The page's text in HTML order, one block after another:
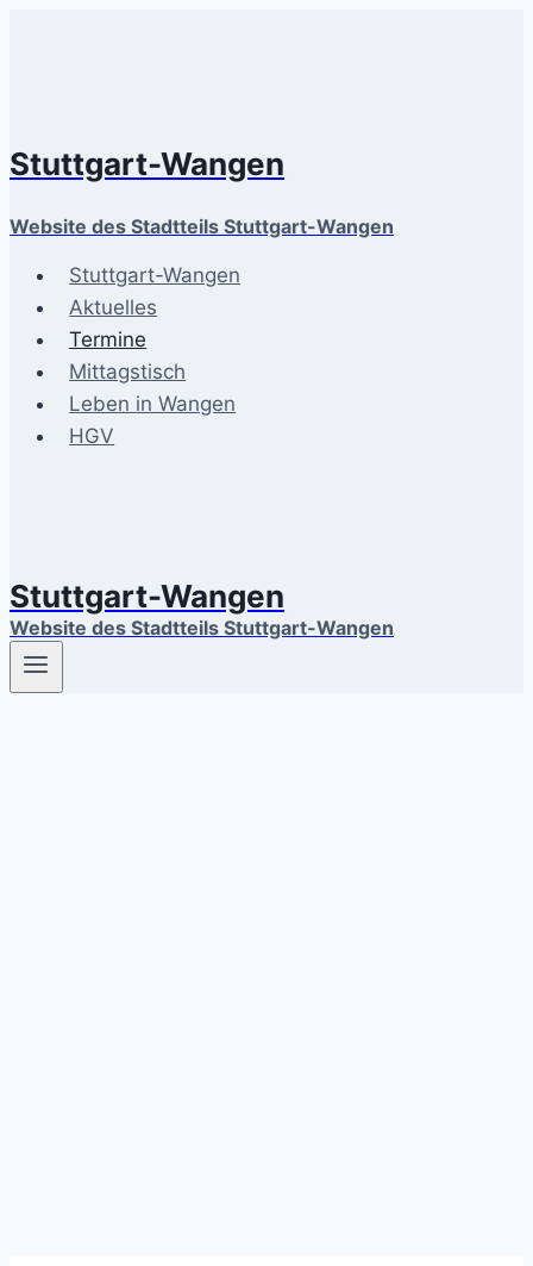
Stuttgart-Wangen
Website des Stadtteils Stuttgart-Wangen
Stuttgart-Wangen
Aktuelles
Termine
Mittagstisch
Leben in Wangen
HGV
Stuttgart-Wangen
Website des Stadtteils Stuttgart-Wangen